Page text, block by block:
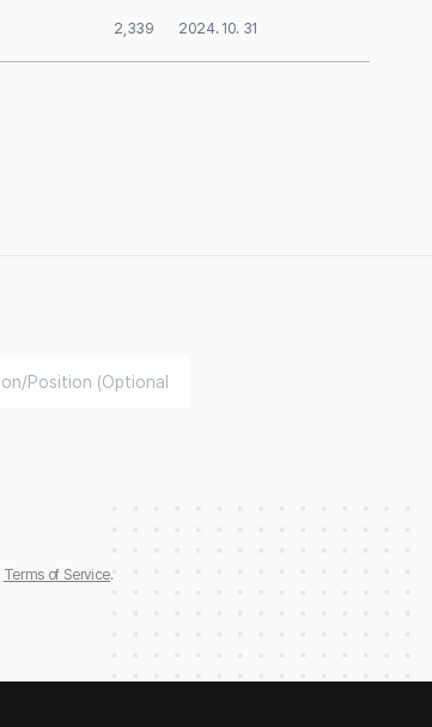
2,339 2024. 10. 31
Terms of Service.